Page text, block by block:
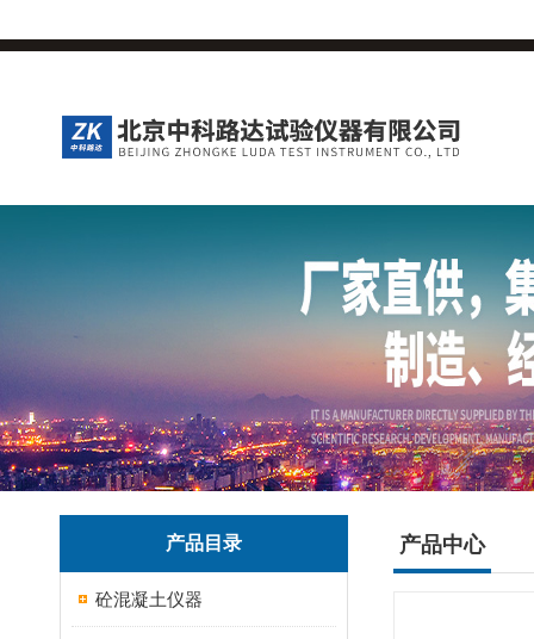
产品目录
砼混凝土仪器
产品中心